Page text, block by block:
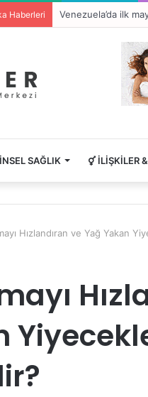
Haberleri Venezuela’da ilk
SAĞLIK İLIŞKILER
Hızlandıran ve Yağ Yakan